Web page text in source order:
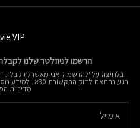
VIP
הרשמו לניוזלטר שלנו
בלחיצה על 'להרשמה' אני מאשר/ת קבלת
רגע בהתאם לחוק התקשורת 30א'. למידע נוסף על אופן השימוש במידע האישי ראו את
מדיניות